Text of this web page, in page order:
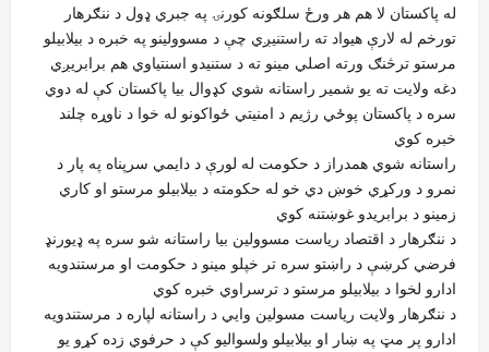
له پاکستان لا هم هر ورځ سلګونه کورنۍ په جبري ډول د ننګرهار
تورخم له لارې هیواد ته راستنیږي چې د مسوولینو په خبره د بیلابیلو
مرستو ترڅنګ ورته اصلي مینو ته د ستنیدو اسنتياوي هم برابریږي
دغه ولایت ته يو شمیر راستانه شوي کډوال بیا پاکستان کې له دوي
سره د پاکستان پوځي رژيم د امنيتي ځواکونو له خوا د ناوړه چلند
خبره کوي
راستانه شوي همدراز د حکومت له لورې د دايمي سرپناه په پار د
نمرو د ورکړي خوښ دي خو له حکومته د بیلابیلو مرستو او کاري
زمینو د برابریدو غوښتنه کوي
د ننګرهار د اقتصاد ریاست مسوولین بیا راستانه شو سره په ډیورنډ
فرضي کرښې د راښتو سره تر خپلو مینو د حکومت او مرستندویه
ادارو لخوا د بیلابیلو مرستو د ترسراوي خبره کوي
د ننګرهار ولایت ریاست مسولین وايي د راستانه لپاره د مرستندویه
ادارو پر مټ په ښار او بیلابیلو ولسوالیو کې د حرفوي زده کړو يو